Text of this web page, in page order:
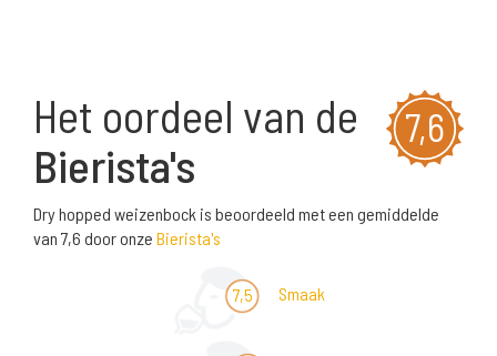
7,6
Het oordeel van de
Bierista's
Dry hopped weizenbock is beoordeeld met een gemiddelde
van 7,6 door onze Bierista's
7,5 Smaak